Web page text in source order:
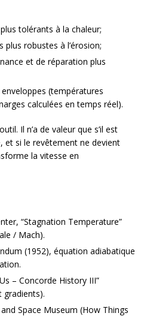
tolérants à la chaleur;
robustes à l’érosion;
et de réparation plus
(températures
calculées en temps réel).
Il n’a de valeur que s’il est
et si le revêtement ne devient
la vitesse en
“Stagnation Temperature”
/ Mach).
(1952), équation adiabatique
– Concorde History III”
gradients).
Space Museum (How Things